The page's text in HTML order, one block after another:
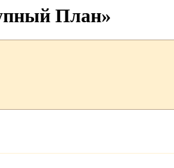
План»